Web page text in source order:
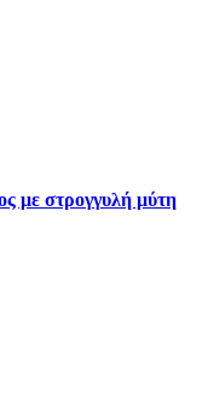
με στρογγυλή μύτη